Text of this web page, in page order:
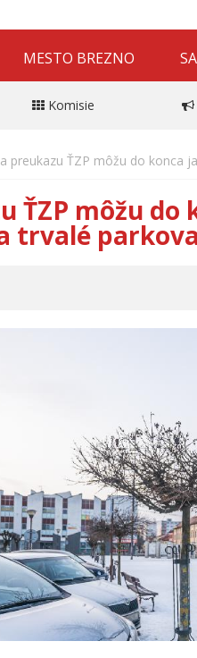
MESTO BREZNO
Komisie
preukazu ŤZP môžu do konca
ŤZP môžu
trvalé